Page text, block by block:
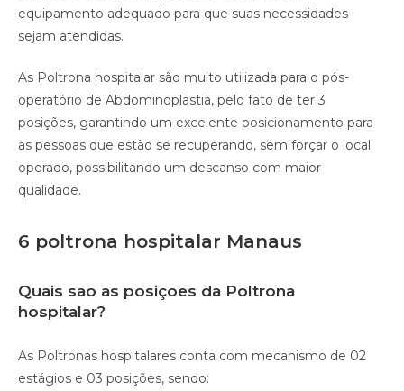
equipamento adequado para que suas necessidades
sejam atendidas. ⠀
As Poltrona hospitalar são muito utilizada para o pós-
operatório de Abdominoplastia, pelo fato de ter 3
posições, garantindo um excelente posicionamento para
as pessoas que estão se recuperando, sem forçar o local
operado, possibilitando um descanso com maior
qualidade.⠀
6 poltrona hospitalar Manaus
Quais são as posições da Poltrona
hospitalar?
As Poltronas hospitalares conta com mecanismo de 02
estágios e 03 posições, sendo: